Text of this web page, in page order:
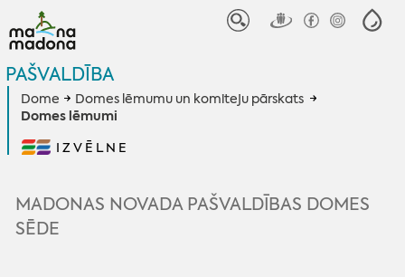
PAŠVALDĪBA
Dome Domes lēmumu un komiteju pārskats
Domes lēmumi
IZVĒLNE
MADONAS NOVADA PAŠVALDĪBAS DOMES
SĒDE